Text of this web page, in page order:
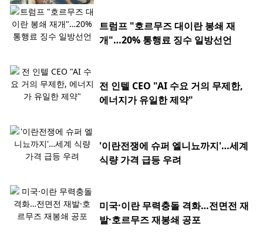
트럼프 "호르무즈 대이란 봉쇄 재
개"…20% 통행료 징수 일방선언
전 인텔 CEO "AI 수요 거의 무제한,
에너지가 유일한 제약"
'이란전쟁에 슈퍼 엘니뇨까지'…세계
식량 가격 급등 우려
미국·이란 무력충돌 격화…전면전 재
발·호르무즈 재봉쇄 공포